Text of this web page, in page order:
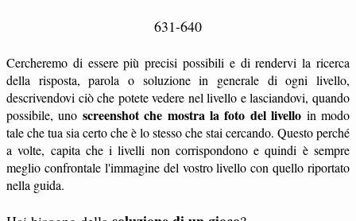
631-640
Cercheremo di essere più precisi possibili e di rendervi la ricerca
della risposta, parola o soluzione in generale di ogni livello,
descrivendovi ciò che potete vedere nel livello e lasciandovi, quando
possibile, uno screenshot che mostra la foto del livello in modo
tale che tua sia certo che è lo stesso che stai cercando. Questo perché
a volte, capita che i livelli non corrispondono e quindi è sempre
meglio confrontale l'immagine del vostro livello con quello riportato
nella guida.